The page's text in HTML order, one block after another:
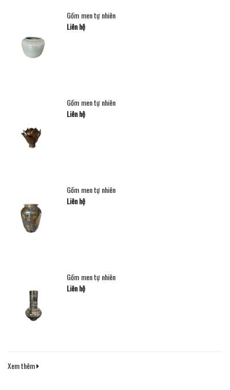
Gốm men tự nhiên
Liên hệ
Gốm men tự nhiên
Liên hệ
Gốm men tự nhiên
Liên hệ
Gốm men tự nhiên
Liên hệ
Xem thêm